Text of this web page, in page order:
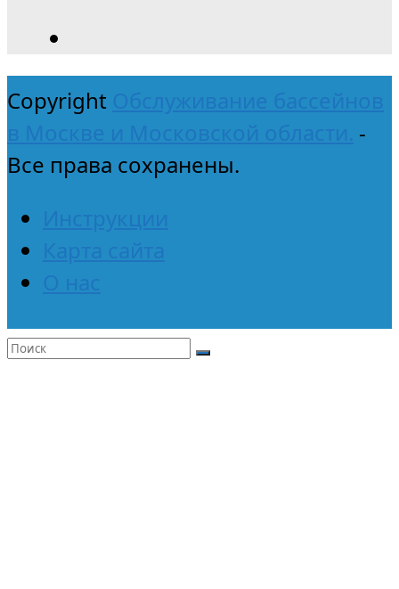
Copyright Обслуживание бассейнов
в Москве и Московской области. -
Все права сохранены.
Инструкции
Карта сайта
О нас